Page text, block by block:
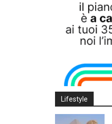
Lifestyle